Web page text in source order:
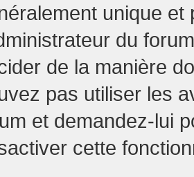
unique et
du
de la manière
pas utiliser les
et demandez-lui
cette